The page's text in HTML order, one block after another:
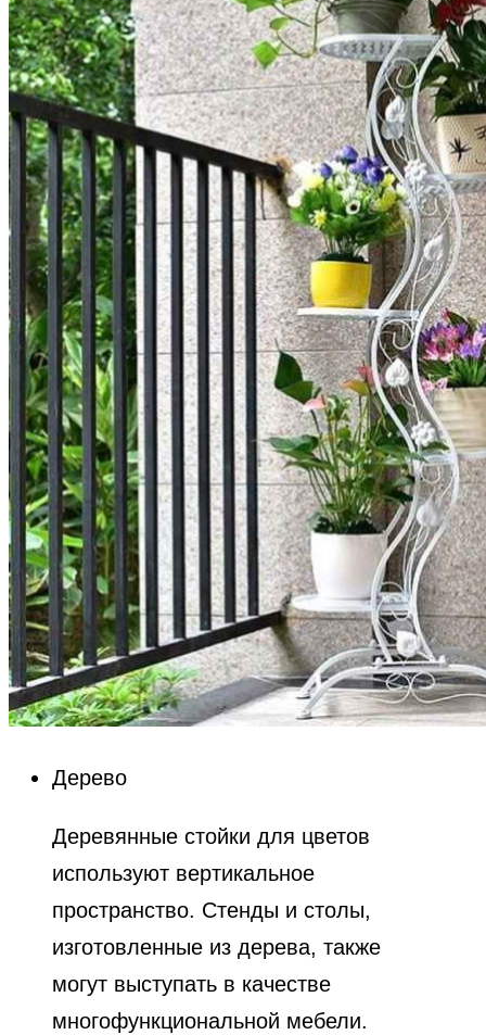
Дерево
Деревянные стойки для цветов
используют вертикальное
пространство. Стенды и столы,
изготовленные из дерева, также
могут выступать в качестве
многофункциональной мебели.